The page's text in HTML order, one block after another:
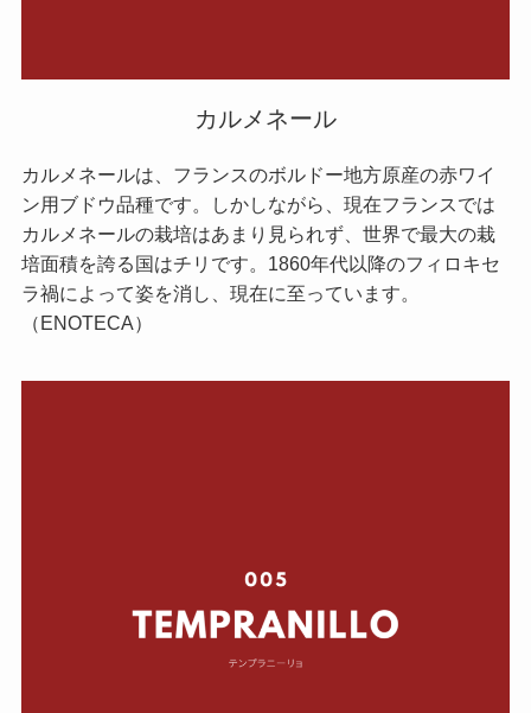
カルメネール
カルメネールは、フランスのボルドー地方原産の赤ワイ
ン用ブドウ品種です。しかしながら、現在フランスでは
カルメネールの栽培はあまり見られず、世界で最大の栽
培面積を誇る国はチリです。1860年代以降のフィロキセ
ラ禍によって姿を消し、現在に至っています。
（ENOTECA）